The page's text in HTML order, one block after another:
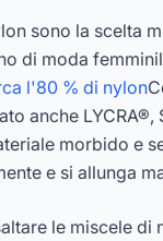
sono la scelta
di moda
l'80 % di nylon
anche LYCRA®,
morbido e
e si allunga
le miscele di